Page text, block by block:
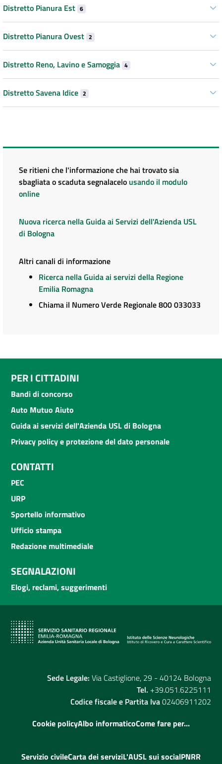
Distretto Pianura Est 6
Distretto Pianura Ovest 2
Distretto Reno, Lavino e Samoggia 4
Distretto Savena Idice 2
Se ritieni che l'informazione che hai trovato sia
sbagliata o scaduta segnalacelo usando il modulo
online
Nuova ricerca nella Guida ai Servizi dell'Azienda USL
di Bologna
Altri canali di informazione
Ricerca nella Guida ai servizi della Regione
Emilia Romagna
Chiama il Numero Verde Regionale 800 033033
PER I CITTADINI
Bandi di concorso
Auto Mutuo Aiuto
Guida ai servizi dell'Azienda USL di Bologna
Privacy policy e protezione del dato personale
CONTATTI
PEC
URP
Sportello informativo
Ufficio stampa
Redazione multimediale
SEGNALAZIONI
Elogi, reclami, suggerimenti
Sede Legale: Via Castiglione, 29 - 40124 Bologna
Tel. +39.051.6225111
Codice fiscale e Partita Iva02406911202
Cookie policyAlbo informaticoCome fare per...
Servizio civileCarta dei serviziL'AUSL sui socialPNRR